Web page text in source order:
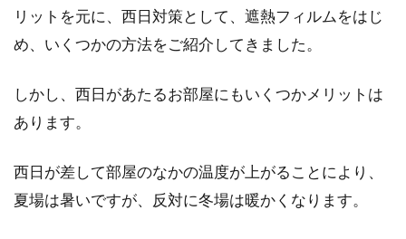
リットを元に、西日対策として、遮熱フィルムをはじ
め、いくつかの方法をご紹介してきました。
しかし、西日があたるお部屋にもいくつかメリットは
あります。
西日が差して部屋のなかの温度が上がることにより、
夏場は暑いですが、反対に冬場は暖かくなります。